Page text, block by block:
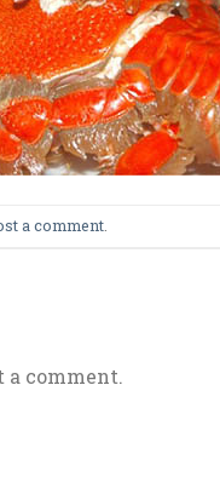
a comment
a comment.